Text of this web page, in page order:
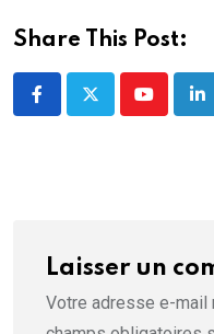
e
)
Share This Post:
Youtube
Laisser un
Votre adresse e-mail